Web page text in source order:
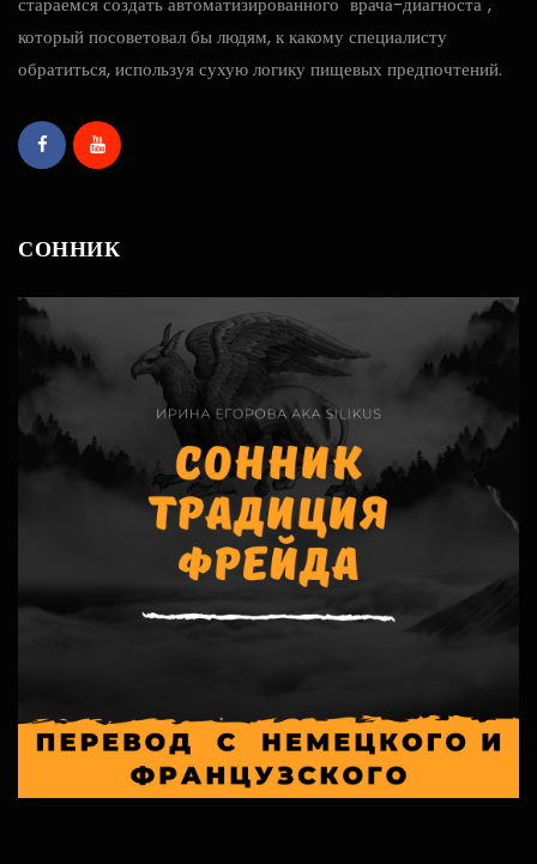
который посоветовал бы людям, к какому специалисту
обратиться, используя сухую логику пищевых предпочтений.
СОННИК